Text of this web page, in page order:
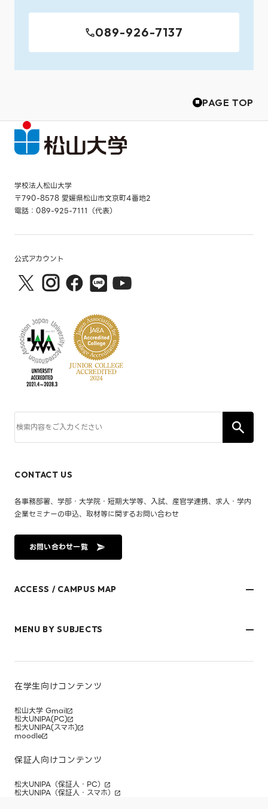
089-926-7137
PAGE TOP
学校法人松山大学
〒790-8578 愛媛県松山市文京町4番地2
電話：089-925-7111（代表）
公式アカウント
CONTACT US
各事務部署、学部・大学院・短期大学等、入試、産官学連携、求人・学内
企業セミナーの申込、取材等に関するお問い合わせ
お問い合わせ一覧
ACCESS / CAMPUS MAP
御幸キャンパス(運動施設)
キャンパスマップ
MENU BY SUBJECTS
在学生・保護者のみなさま
研究者・企業のみなさま
在学生向けコンテンツ
松山大学 Gmail
松大UNIPA(PC)
松大UNIPA(スマホ)
moodle
保証人向けコンテンツ
松大UNIPA（保証人・PC）
松大UNIPA（保証人・スマホ）